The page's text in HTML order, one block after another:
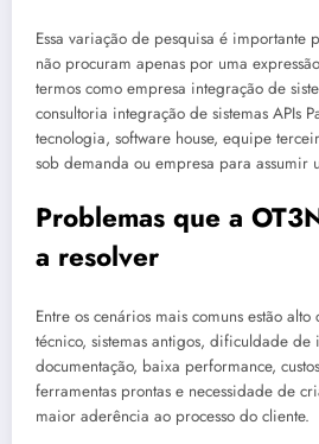
Essa variação de pesquisa é importante
não procuram apenas por uma
termos como empresa integração de
consultoria integração de sistemas APIs
tecnologia, software house, equipe
sob demanda ou empresa para assumir
Problemas que a
a resolver
Entre os cenários mais comuns estão alto
técnico, sistemas antigos, dificuldade de
documentação, baixa performance,
ferramentas prontas e necessidade de
maior aderência ao processo do cliente.